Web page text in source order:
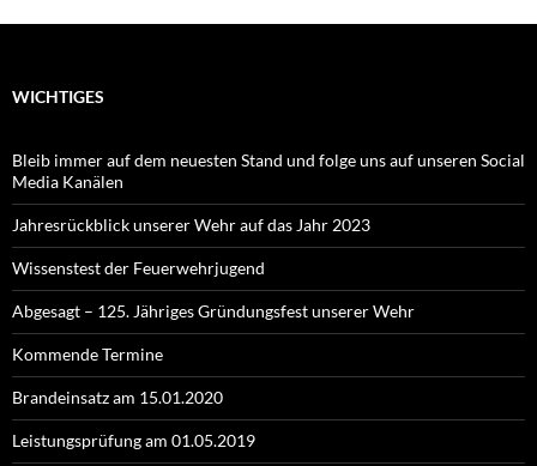
WICHTIGES
Bleib immer auf dem neuesten Stand und folge uns auf unseren Social
Media Kanälen
Jahresrückblick unserer Wehr auf das Jahr 2023
Wissenstest der Feuerwehrjugend
Abgesagt – 125. Jähriges Gründungsfest unserer Wehr
Kommende Termine
Brandeinsatz am 15.01.2020
Leistungsprüfung am 01.05.2019